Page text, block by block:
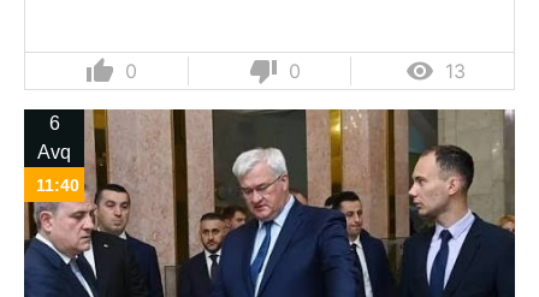
thumb_up 0 thumb_down 0  13
6
Avq
11:40